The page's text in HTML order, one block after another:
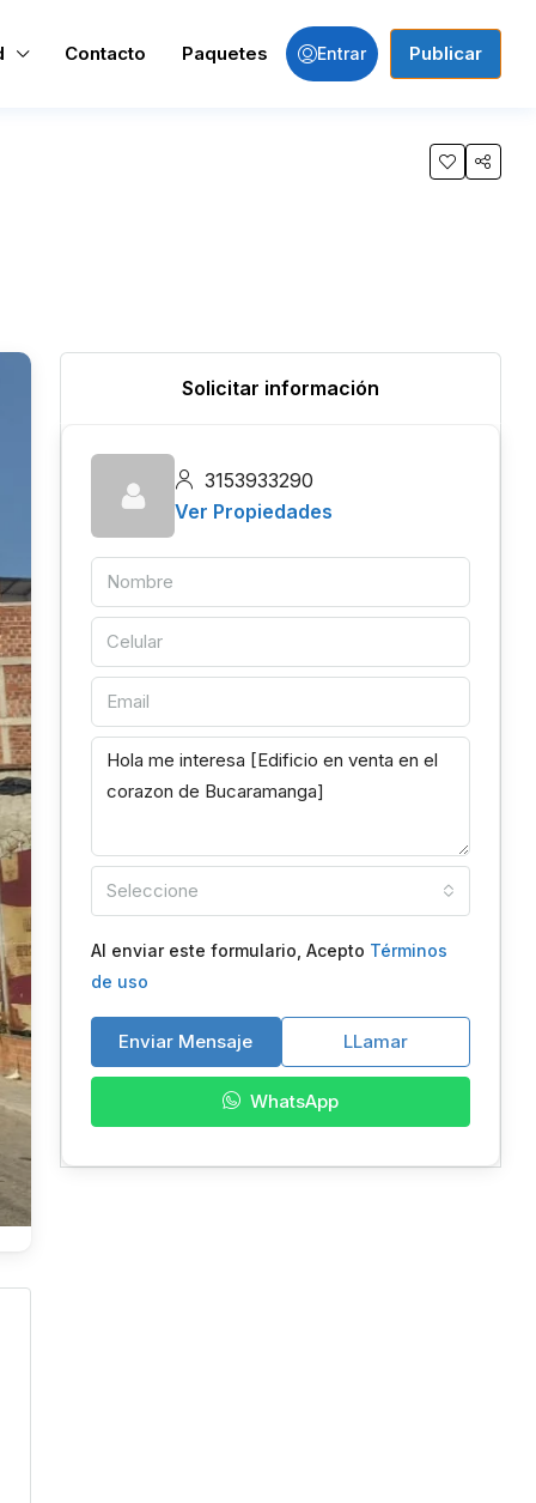
Contacto Paquetes Entrar Publicar
Solicitar información
3153933290
Ver Propiedades
Seleccione
Al enviar este formulario, Acepto Términos
de uso
Enviar Mensaje LLamar
WhatsApp